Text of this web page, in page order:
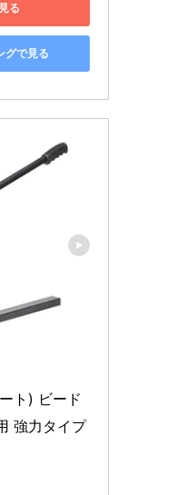
る
グで見る
ト) ビード
強力タイプ